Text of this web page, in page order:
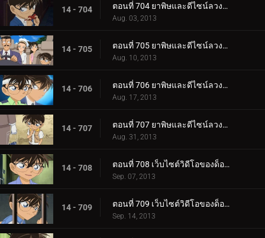
14 - 704 ตอนที่ 704 ยาพิษและดีไซน์ลวงตา (ตอน 1)
Aug. 03, 2013
14 - 705 ตอนที่ 705 ยาพิษและดีไซน์ลวงตา (ตอน 2)
Aug. 10, 2013
14 - 706 ตอนที่ 706 ยาพิษและดีไซน์ลวงตา (ตอน 3)
Aug. 17, 2013
14 - 707 ตอนที่ 707 ยาพิษและดีไซน์ลวงตา (ตอน 4)
Aug. 31, 2013
14 - 708 ตอนที่ 708 เว็บไซต์วิดีโอของด็อกเตอร์ (ตอน 1)
Sep. 07, 2013
14 - 709 ตอนที่ 709 เว็บไซต์วิดีโอของด็อกเตอร์ (ตอน 2)
Sep. 14, 2013